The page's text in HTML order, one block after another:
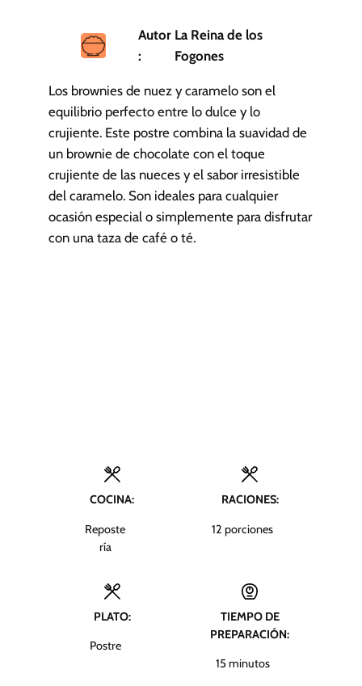
Autor
:
La Reina de los
Fogones
Los brownies de nuez y caramelo son el
equilibrio perfecto entre lo dulce y lo
crujiente. Este postre combina la suavidad de
un brownie de chocolate con el toque
crujiente de las nueces y el sabor irresistible
del caramelo. Son ideales para cualquier
ocasión especial o simplemente para disfrutar
con una taza de café o té.
COCINA:
Reposte
ría
RACIONES:
12 porciones
PLATO:
Postre
TIEMPO DE
PREPARACIÓN:
15m
minutos